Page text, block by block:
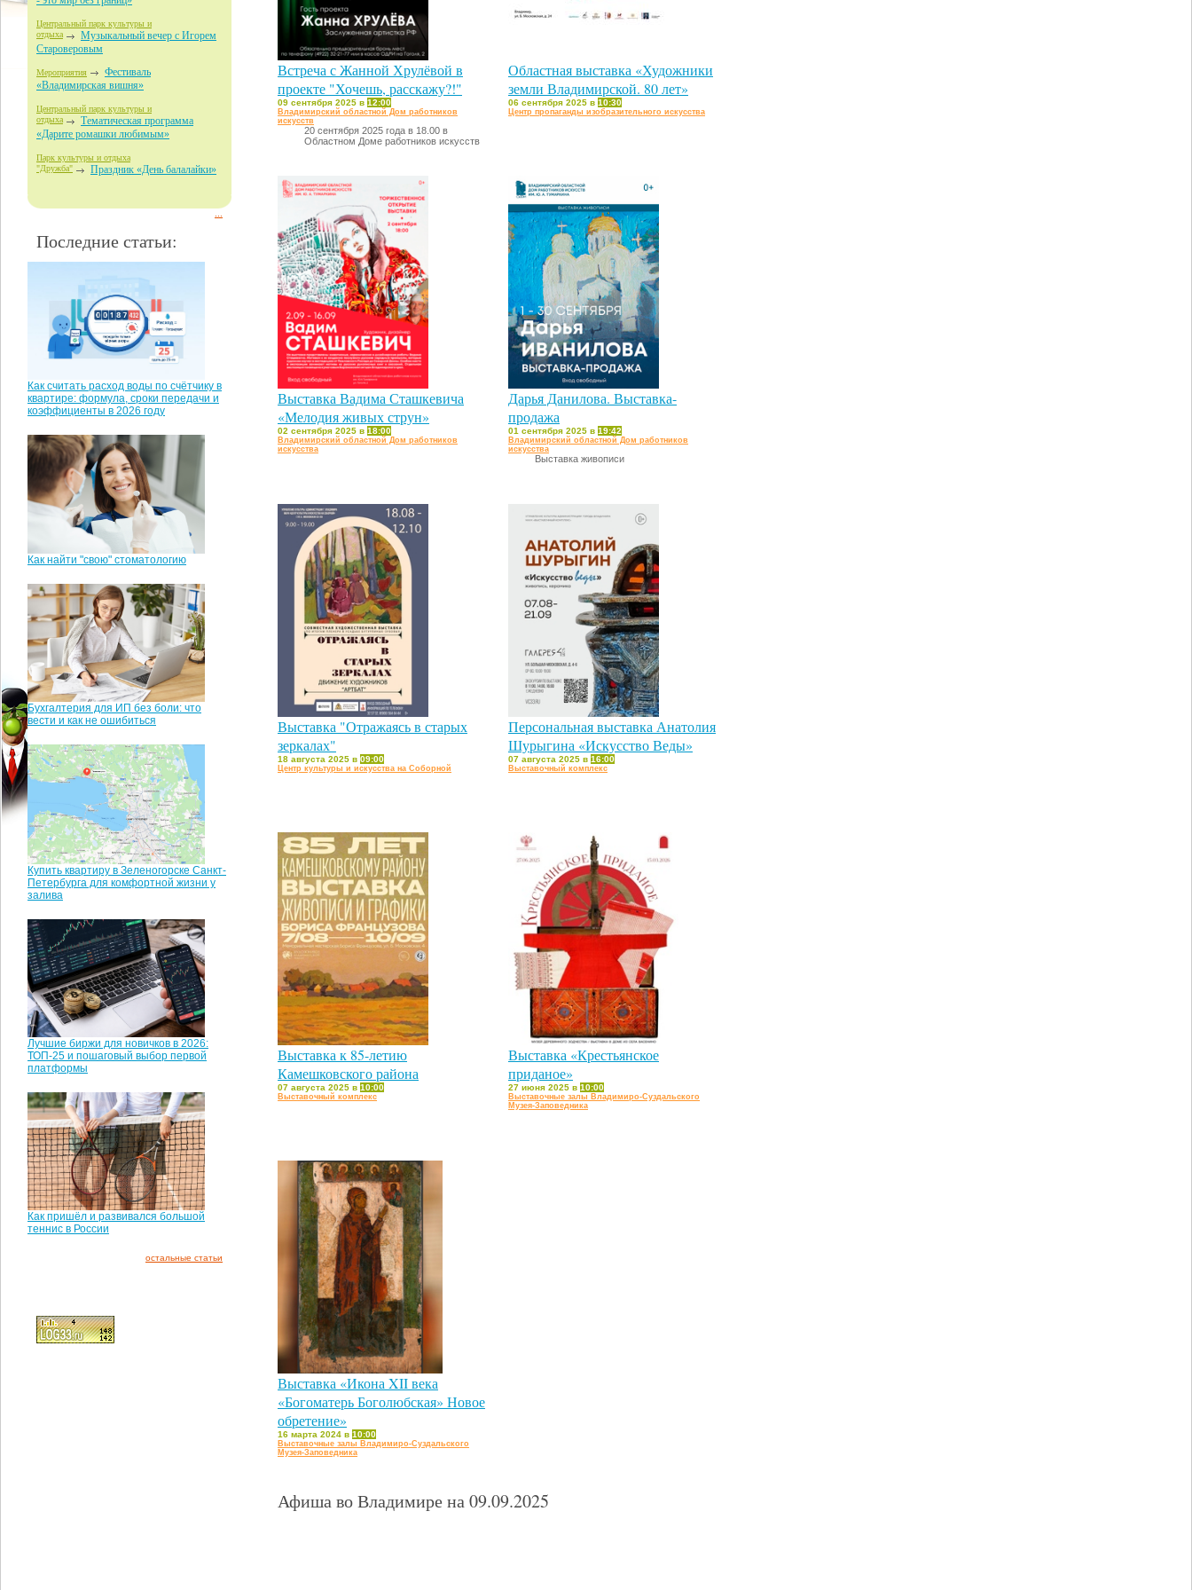
Центральный парк культуры и
отдыха
Музыкальный вечер с Игорем
Староверовым
Мероприятия
Фестиваль
«Владимирская вишня»
Центральный парк культуры и
отдыха
Тематическая программа
«Дарите ромашки любимым»
Парк культуры и отдыха
"Дружба" Праздник «День балалайки»
Последние статьи:
Как считать расход воды по счётчику в
квартире: формула, сроки передачи и
коэффициенты в 2026 году
Как найти "свою" стоматологию
Бухгалтерия для ИП без боли: что
вести и как не ошибиться
Купить квартиру в Зеленогорске Санкт-
Петербурга для комфортной жизни у
залива
Лучшие биржи для новичков в 2026:
ТОП-25 и пошаговый выбор первой
платформы
Как пришёл и развивался большой
теннис в России
остальные статьи
Встреча с Жанной Хрулёвой в
проекте "Хочешь, расскажу?!"
09 сентября 2025 в 12:00
Владимирский областной Дом работников
искусств
20 сентября 2025 года в 18.00 в
Областном Доме работников искусств
Областная выставка «Художники
земли Владимирской. 80 лет»
06 сентября 2025 в 10:30
Центр пропаганды изобразительного искусства
Выставка Вадима Сташкевича
«Мелодия живых струн»
02 сентября 2025 в 18:00
Владимирский областной Дом работников
искусства
Дарья Данилова. Выставка-
продажа
01 сентября 2025 в 19:42
Владимирский областной Дом работников
искусства
Выставка живописи
Выставка "Отражаясь в старых
зеркалах"
18 августа 2025 в 09:00
Центр культуры и искусства на Соборной
Персональная выставка Анатолия
Шурыгина «Искусство Веды»
07 августа 2025 в 16:00
Выставочный комплекс
Выставка к 85-летию
Камешковского района
07 августа 2025 в 10:00
Выставочный комплекс
Выставка «Крестьянское
приданое»
27 июня 2025 в 10:00
Выставочные залы Владимиро-Суздальского
Музея-Заповедника
Выставка «Икона XII века
«Богоматерь Боголюбская» Новое
обретение»
16 марта 2024 в 10:00
Выставочные залы Владимиро-Суздальского
Музея-Заповедника
Афиша во Владимире на 09.09.2025